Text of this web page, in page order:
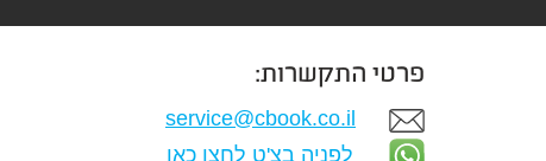
פרטי התקשרות:
service@cbook.co.il
לפניה בצ'ט לחצו כאן